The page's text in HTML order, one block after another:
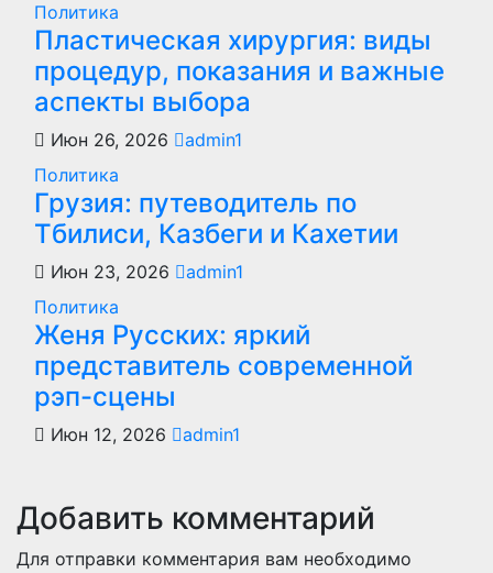
Политика
Пластическая хирургия: виды
процедур, показания и важные
аспекты выбора
Июн 26, 2026
admin1
Политика
Грузия: путеводитель по
Тбилиси, Казбеги и Кахетии
Июн 23, 2026
admin1
Политика
Женя Русских: яркий
представитель современной
рэп-сцены
Июн 12, 2026 admin1
Добавить комментарий
Для отправки комментария вам необходимо